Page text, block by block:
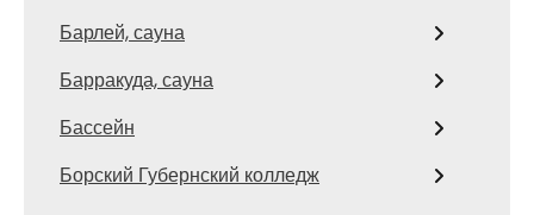
Барлей, сауна
Барракуда, сауна
Бассейн
Борский Губернский колледж